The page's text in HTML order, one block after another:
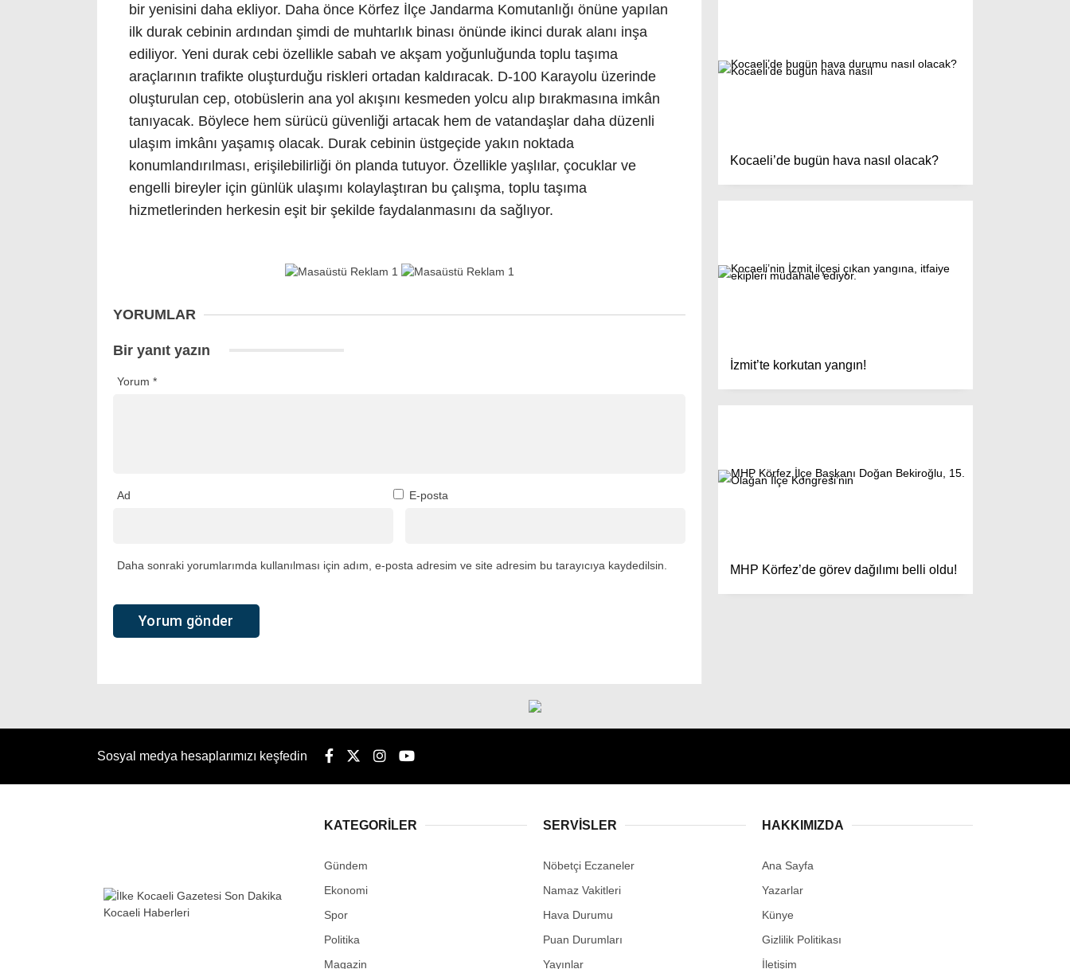
bir yenisini daha ekliyor. Daha önce Körfez İlçe Jandarma Komutanlığı önüne yapılan
ilk durak cebinin ardından şimdi de muhtarlık binası önünde ikinci durak alanı inşa
ediliyor. Yeni durak cebi özellikle sabah ve akşam yoğunluğunda toplu taşıma
araçlarının trafikte oluşturduğu riskleri ortadan kaldıracak. D-100 Karayolu üzerinde
oluşturulan cep, otobüslerin ana yol akışını kesmeden yolcu alıp bırakmasına imkân
tanıyacak. Böylece hem sürücü güvenliği artacak hem de vatandaşlar daha düzenli
ulaşım imkânı yaşamış olacak. Durak cebinin üstgeçide yakın noktada
konumlandırılması, erişilebilirliği ön planda tutuyor. Özellikle yaşlılar, çocuklar ve
engelli bireyler için günlük ulaşımı kolaylaştıran bu çalışma, toplu taşıma
hizmetlerinden herkesin eşit bir şekilde faydalanmasını da sağlıyor.
YORUMLAR
Bir yanıt yazın
Yorum *
Ad E-posta
Daha sonraki yorumlarımda kullanılması için adım, e-posta adresim ve site adresim bu tarayıcıya kaydedilsin.
Kocaeli’de bugün hava nasıl olacak?
İzmit’te korkutan yangın!
MHP Körfez’de görev dağılımı belli oldu!
Sosyal medya hesaplarımızı keşfedin
KATEGORİLER
Gündem
Ekonomi
Spor
Politika
Magazin
SERVİSLER
Nöbetçi Eczaneler
Namaz Vakitleri
Hava Durumu
Puan Durumları
Yayınlar
HAKKIMIZDA
Ana Sayfa
Yazarlar
Künye
Gizlilik Politikası
İletişim